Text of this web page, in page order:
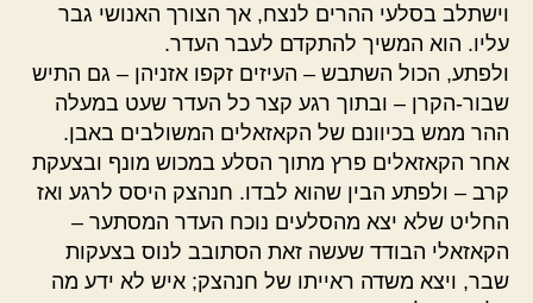
וישתלב בסלעי ההרים לנצח, אך הצורך האנושי גבר
עליו. הוא המשיך להתקדם לעבר העדר.
ולפתע, הכול השתבש – העיזים זקפו אזניהן – גם התיש
שבור-הקרן – ובתוך רגע קצר כל העדר שעט במעלה
ההר ממש בכיוונם של הקאזאלים המשולבים באבן.
אחר הקאזאלים פרץ מתוך הסלע במכוש מונף ובצעקת
קרב – ולפתע הבין שהוא לבדו. חנהצק היסס לרגע ואז
החליט שלא יצא מהסלעים נוכח העדר המסתער –
הקאזאלי הבודד שעשה זאת הסתובב לנוס בצעקות
שבר, ויצא משדה ראייתו של חנהצק; איש לא ידע מה